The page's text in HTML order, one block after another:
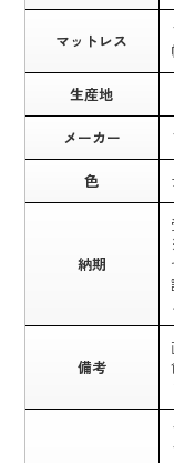
マットレス
生産地
メーカー
色
納期
備考